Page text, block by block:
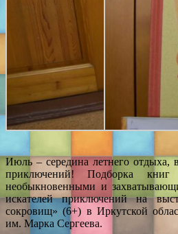
Июль – середина летнего отдыха,
приключений! Подборка
необыкновенными и
искателей приключений на
сокровищ» (6+) в Иркутской
им. Марка Сергеева.